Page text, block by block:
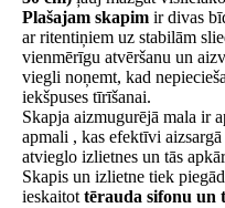
Plašajam skapim ir divas
ar ritentiņiem uz stabilām
vienmērīgu atvēršanu un
viegli noņemt, kad
iekšpuses tīrīšanai.
Skapja aizmugurējā mala ir
apmali , kas efektīvi
atvieglo izlietnes un tās
Skapis un izlietne tiek
ieskaitot tērauda sifonu un